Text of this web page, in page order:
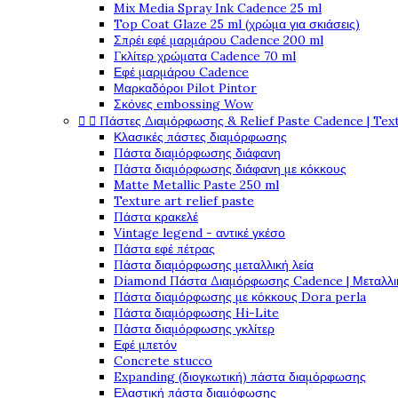
Mix Media Spray Ink Cadence 25 ml
Top Coat Glaze 25 ml (χρώμα για σκιάσεις)
Σπρέι εφέ μαρμάρου Cadence 200 ml
Γκλίτερ χρώματα Cadence 70 ml
Εφέ μαρμάρου Cadence
Μαρκαδόροι Pilot Pintor
Σκόνες embossing Wow
  Πάστες Διαμόρφωσης & Relief Paste Cadence |
Κλασικές πάστες διαμόρφωσης
Πάστα διαμόρφωσης διάφανη
Πάστα διαμόρφωσης διάφανη με κόκκους
Matte Metallic Paste 250 ml
Texture art relief paste
Πάστα κρακελέ
Vintage legend - αντικέ γκέσο
Πάστα εφέ πέτρας
Πάστα διαμόρφωσης μεταλλική λεία
Diamond Πάστα Διαμόρφωσης Cadence |
Πάστα διαμόρφωσης με κόκκους Dora perla
Πάστα διαμόρφωσης Hi-Lite
Πάστα διαμόρφωσης γκλίτερ
Εφέ μπετόν
Concrete stucco
Expanding (διογκωτική) πάστα διαμόρφωσης
Ελαστική πάστα διαμόφωσης